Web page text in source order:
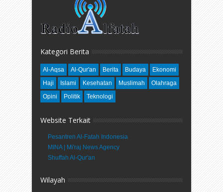
Kategori Berita
Al-Aqsa Al-Qur'an Berita Budaya
Ekonomi
Haji
Islami Kesehatan Muslimah
Olahraga
Opini
Politik Teknologi
Website Terkait
Pesantren Al-Fatah Indonesia
MINA | Mi'raj News Agency
Shuffah Al-Qur'an
Wilayah